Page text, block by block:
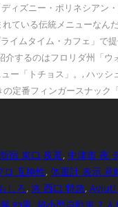
ィズニー・ポリネシア
ている伝統メニューな
イムタイム・カフェ」
するのはフロリダ州「
「トチョス」。, ハッ
定番フィンガースナッ
新宿 東口 夜景, 中津市 夜
ロ 互換性, 体重計 表示 意
しろ, 洛 西口 特急, Aviutl